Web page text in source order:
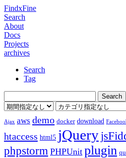
FindxFine
Search
About
Docs
Projects
archives
Search
Tag
Ajax aws demo docker download
htaccess html5 jQuery
phpstorm PHPUnit plugin